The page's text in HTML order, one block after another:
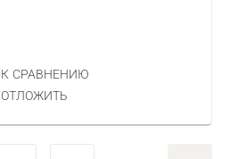
К СРАВНЕНИЮ
ОТЛОЖИТЬ